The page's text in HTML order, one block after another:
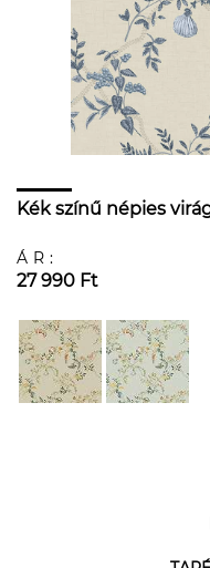
Kék színű népies
ÁR:
27 990 Ft